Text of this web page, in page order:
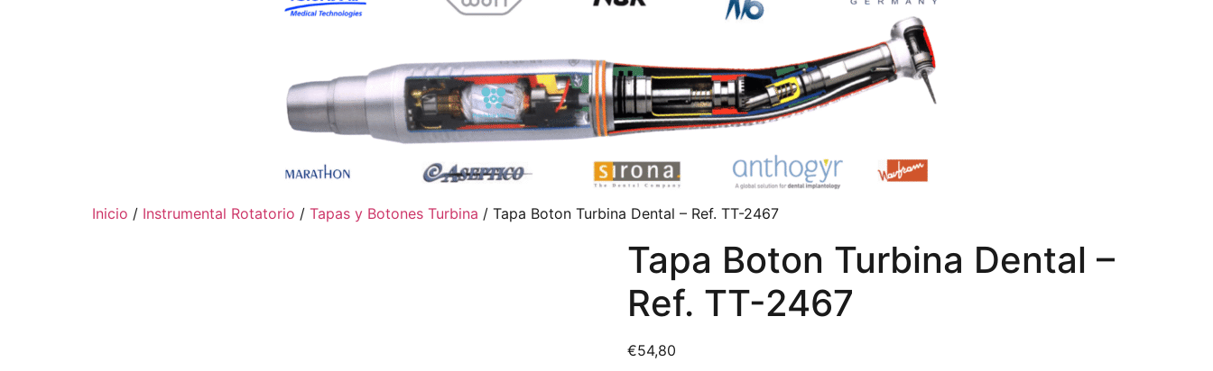
Inicio / Instrumental Rotatorio / Tapas y Botones Turbina / Tapa Boton Turbina Dental – Ref. TT-2467
Tapa Boton Turbina Dental –
Ref. TT-2467
€54,80